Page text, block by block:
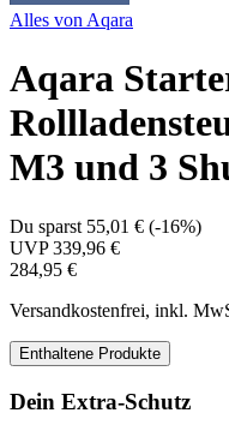
Alles von Aqara
Aqara
M3 und 3
Du sparst 55,01 € (-16%)
UVP339,96 €
284,95 €
Versandkostenfrei, inkl.
Enthaltene Produkte
Dein Extra-Schutz